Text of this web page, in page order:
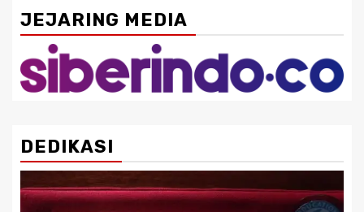
JEJARING MEDIA
DEDIKASI